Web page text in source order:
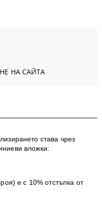
НА САЙТА
става чрез
вложки:
е с 10% отстъпка от